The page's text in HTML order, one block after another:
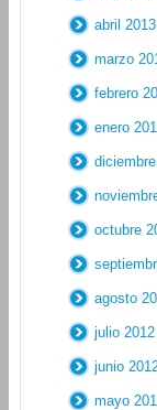
abril 2013
marzo
febrero
enero
octubre
agosto
julio 2012
junio
mayo